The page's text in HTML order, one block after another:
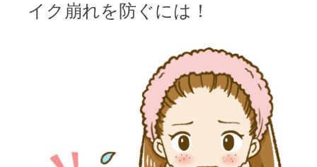
イク崩れを防ぐには！